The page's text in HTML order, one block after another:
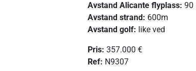
Avstand Alicante flyplass: 90
Avstand strand: 600m
Avstand golf: like ved
Pris: 357.000 €
Ref: N9307